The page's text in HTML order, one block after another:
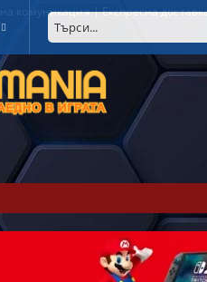
комуникация | Експресна